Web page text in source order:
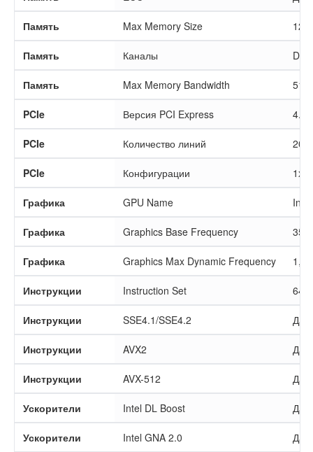
Память Max Memory Size 128
Память Каналы
Память Max Memory Bandwidth
PCIe Версия PCI Express 4.0
PCIe Количество линий 20
PCIe Конфигурации
Графика GPU Name
Графика Graphics Base Frequency
Графика Graphics Max Dynamic Frequency
Инструкции Instruction Set 64-
Инструкции SSE4.1/SSE4.2 Да
Инструкции AVX2 Да
Инструкции AVX-512 Да
Ускорители Intel DL Boost Да
Ускорители Intel GNA 2.0 Да